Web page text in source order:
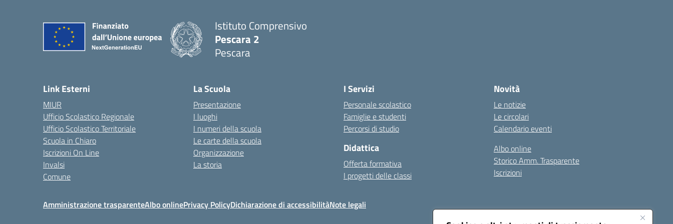
Istituto Comprensivo
Pescara 2
Pescara
Link Esterni
MIUR
Ufficio Scolastico Regionale
Ufficio Scolastico Territoriale
Scuola in Chiaro
Iscrizioni On Line
Invalsi
Comune
La Scuola
Presentazione
I luoghi
I numeri della scuola
Le carte della scuola
Organizzazione
La storia
I Servizi
Personale scolastico
Famiglie e studenti
Percorsi di studio
Didattica
Offerta formativa
I progetti delle classi
Novità
Le notizie
Le circolari
Calendario eventi
Albo online
Storico Amm. Trasparente
Iscrizioni
Amministrazione trasparenteAlbo onlinePrivacy PolicyDichiarazione di accessibilitàNote legali